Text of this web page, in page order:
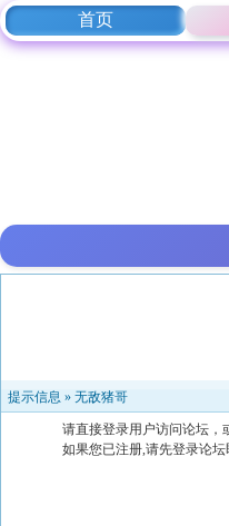
首页
提示信息 » 无敌猪哥
请直接登录用户访问论坛，
如果您已注册,请先登录论